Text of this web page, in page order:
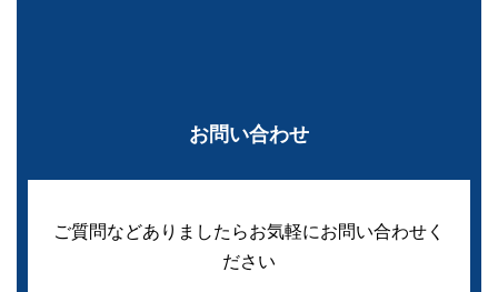
お問い合わせ
ご質問などありましたらお気軽にお問い合わせく
ださい